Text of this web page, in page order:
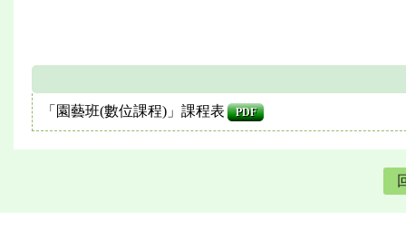
「園藝班(數位課程)」課程表 PDF